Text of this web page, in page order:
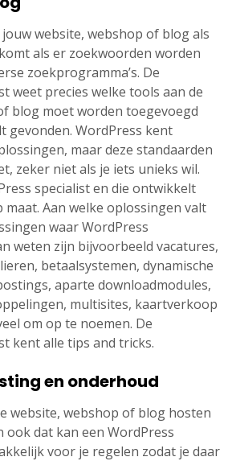
website, webshop of blog als
als er zoekwoorden worden
zoekprogramma’s. De
weet precies welke tools aan de
blog moet worden toegevoegd
gevonden. WordPress kent
maar deze standaarden
zeker niet als je iets unieks wil.
specialist en die ontwikkelt
Aan welke oplossingen valt
waar WordPress
weten zijn bijvoorbeeld vacatures,
betaalsystemen, dynamische
aparte downloadmodules,
multisites, kaartverkoop
om op te noemen. De
kent alle tips and tricks.
en onderhoud
website, webshop of blog hosten
ook dat kan een WordPress
voor je regelen zodat je daar